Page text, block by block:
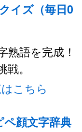
イズ（毎日0
熟語を完成！
。
こちら
顔文字辞典